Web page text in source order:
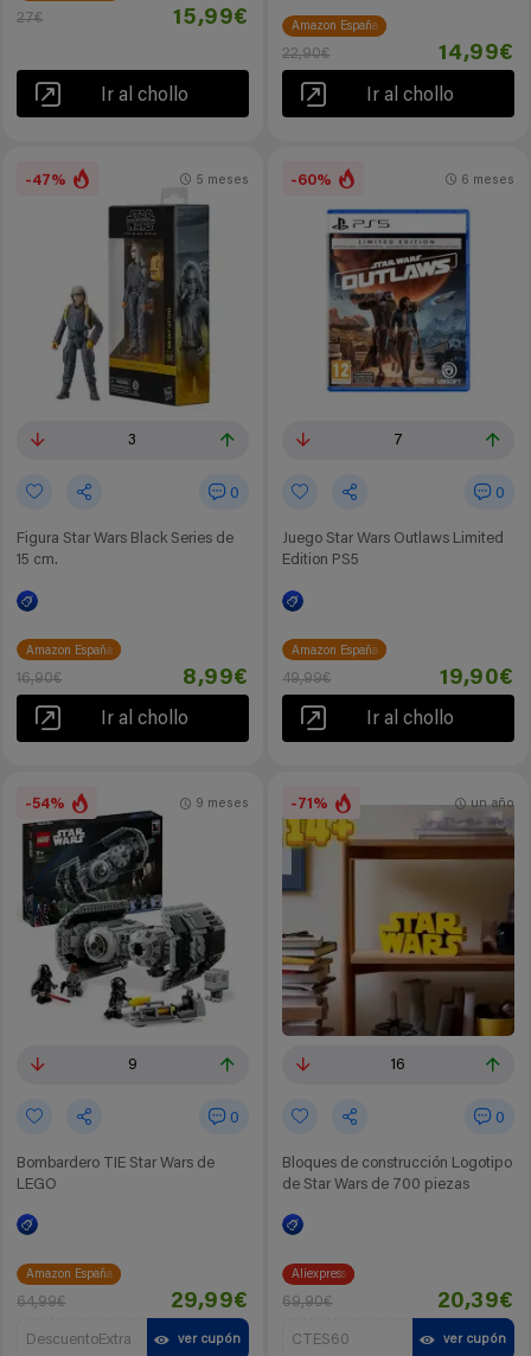
27€ 15,99€
Ir al chollo
Amazon España
22,90€ 14,99€
Ir al chollo
-47%
3
0
Figura Star Wars Black Series de
15 cm.
5 meses
Amazon España
16,90€ 8,99€
Ir al chollo
-60%
7
0
Juego Star Wars Outlaws Limited
Edition PS5
6 meses
Amazon España
49,99€ 19,90€
Ir al chollo
-54%
9
0
Bombardero TIE Star Wars de
LEGO
9 meses
Amazon España
64,99€ 29,99€
DescuentoExtra ver cupón
-71%
16
0
Bloques de construcción Logotipo
de Star Wars de 700 piezas
un año
Aliexpress
69,90€ 20,39€
CTES60 ver cupón